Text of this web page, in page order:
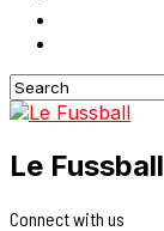
Le Fussball
Connect with us